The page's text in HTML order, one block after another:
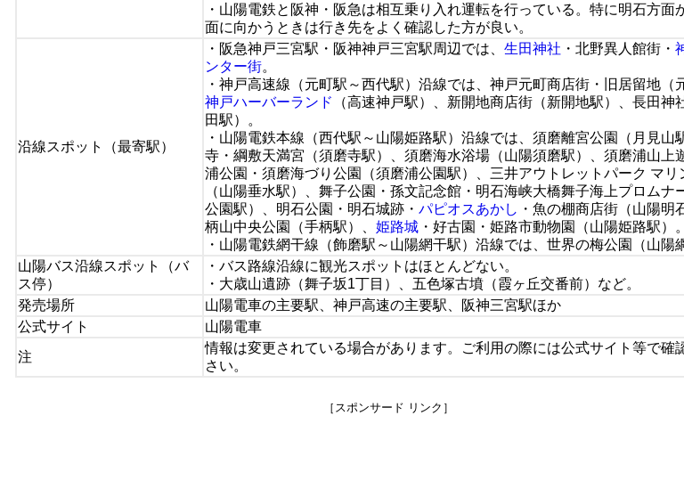
・山陽電鉄と阪神・阪急は相互乗り入れ運転を行っている。特に明石方面
面に向かうときは行き先をよく確認した方が良い。
沿線スポット（最寄駅）
・阪急神戸三宮駅・阪神神戸三宮駅周辺では、生田神社 ・北野異人館街・
ンター街。
・神戸高速線（元町駅～西代駅）沿線では、神戸元町商店街・旧居留地（
神戸ハーバーランド
（高速神戸駅）、新開地商店街（新開地駅）、長田神
田駅）。
・山陽電鉄本線（西代駅～山陽姫路駅）沿線では、須磨離宮公園（月見山
寺・綱敷天満宮（須磨寺駅）、須磨海水浴場（山陽須磨駅）、須磨浦山上
浦公園・須磨海づり公園（須磨浦公園駅）、三井アウトレットパーク マリ
（山陽垂水駅）、舞子公園・孫文記念館・明石海峡大橋舞子海上プロムナ
公園駅）、明石公園・明石城跡・パピオスあかし ・魚の棚商店街（山陽明
柄山中央公園（手柄駅）、姫路城 ・好古園・姫路市動物園（山陽姫路駅）。
・山陽電鉄網干線（飾磨駅～山陽網干駅）沿線では、世界の梅公園（山陽
山陽バス沿線スポット（バ
ス停）
・バス路線沿線に観光スポットはほとんどない。
・大歳山遺跡（舞子坂1丁目）、五色塚古墳（霞ヶ丘交番前）など。
発売場所
山陽電車の主要駅、神戸高速の主要駅、阪神三宮駅ほか
公式サイト
山陽電車
注
情報は変更されている場合があります。ご利用の際には公式サイト等で確
さい。
［スポンサード リンク］